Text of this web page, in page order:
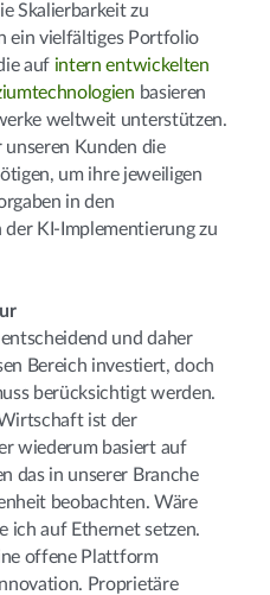
Skalierbarkeit zu
ein vielfältiges Portfolio
auf intern entwickelten
basieren
weltweit unterstützen.
Kunden die
um ihre jeweiligen
in den
der KI-Implementierung zu
und daher
Bereich investiert, doch
berücksichtigt werden.
ist der
wiederum basiert auf
das in unserer Branche
beobachten. Wäre
ich auf Ethernet setzen.
offene Plattform
Proprietäre